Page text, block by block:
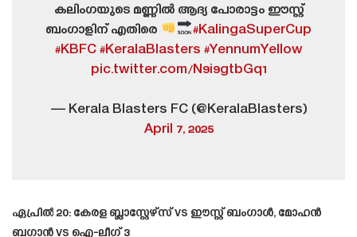
കലിംഗയുടെ മണ്ണിൽ ആദ്യ പോരാട്ടം ഈസ്റ്റ്‌
ബംഗാളിന് എതിരെ
#KalingaSuperCup
#KBFC #KeralaBlasters #YennumYellow
pic.twitter.com/N9i9gtbGq1
— Kerala Blasters FC (@KeralaBlasters)
April 7, 2025
ഏപ്രിൽ 20: കേരള ബ്ലാസ്റ്റേഴ്‌സ് vs ഈസ്റ്റ് ബംഗാൾ, മോഹൻ
ബഗാൻ vs ഐ-ലീഗ് 3